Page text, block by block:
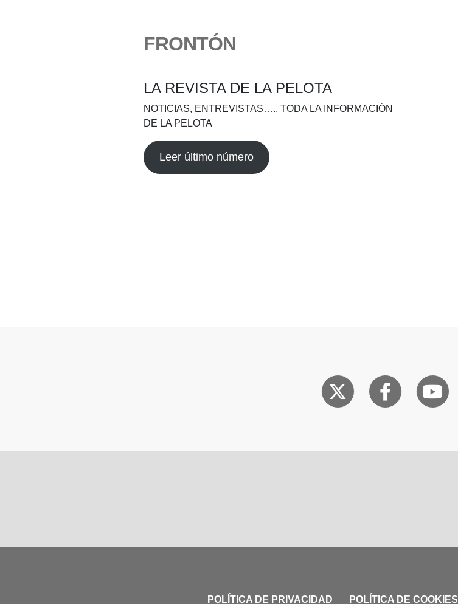
FRONTÓN
LA REVISTA DE LA PELOTA
NOTICIAS, ENTREVISTAS….. TODA LA INFORMACIÓN
DE LA PELOTA
Leer último número
POLÍTICA DE PRIVACIDAD POLÍTICA DE COOKIES